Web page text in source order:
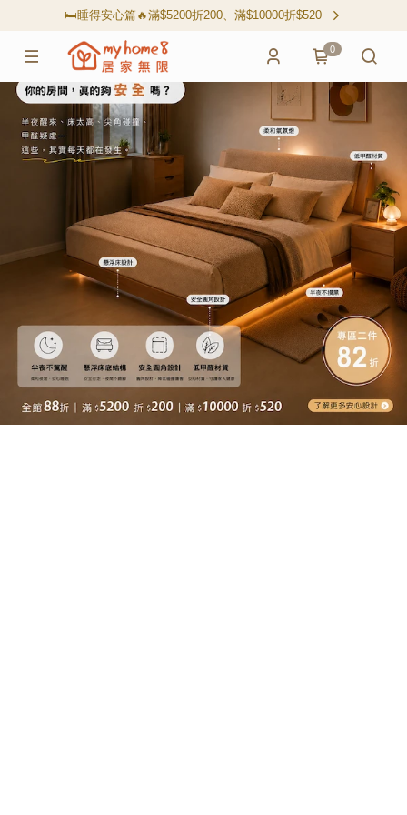
🛏️睡得安心篇🔥滿$5200折200、滿$10000折$520
0